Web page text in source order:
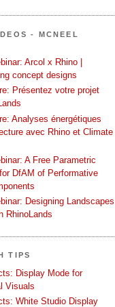
- MCNEEL
Arcol x Rhino |
concept designs
Présentez votre projet
Analyses énergétiques
avec Rhino et Climate
A Free Parametric
DfAM of Performative
Designing Landscapes
RhinoLands
TIPS
Display Mode for
Visuals
White Studio Display